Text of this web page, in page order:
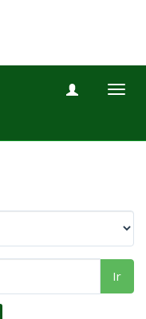
Ir